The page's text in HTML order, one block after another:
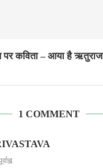
कविता – आया है
1 COMMENT